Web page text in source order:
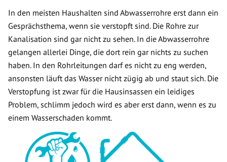
In den meisten Haushalten sind Abwasserrohre erst dann ein
Gesprächsthema, wenn sie verstopft sind. Die Rohre zur
Kanalisation sind gar nicht zu sehen. In die Abwasserrohre
gelangen allerlei Dinge, die dort rein gar nichts zu suchen
haben. In den Rohrleitungen darf es nicht zu eng werden,
ansonsten läuft das Wasser nicht zügig ab und staut sich. Die
Verstopfung ist zwar für die Hausinsassen ein leidiges
Problem, schlimm jedoch wird es aber erst dann, wenn es zu
einem Wasserschaden kommt.